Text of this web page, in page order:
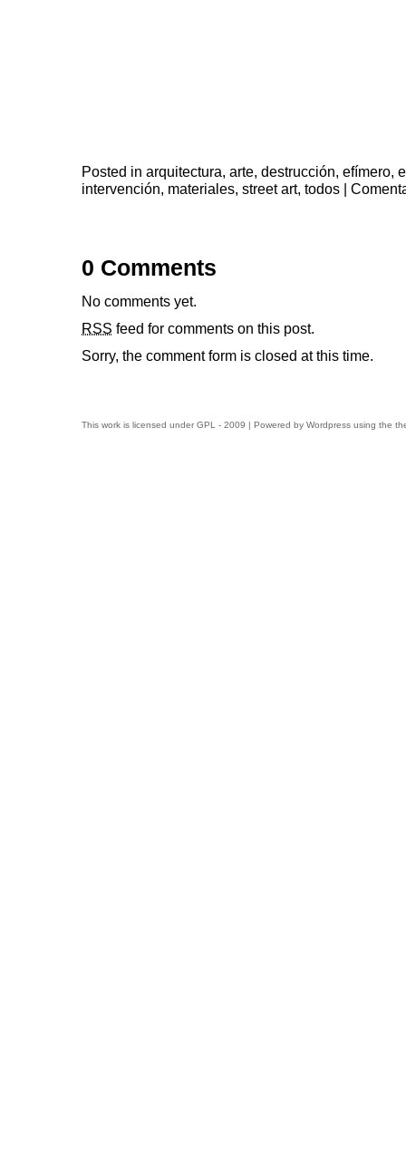
Posted in arquitectura, arte, destrucción, efímero,
intervención, materiales, street art, todos |
0 Comments
No comments yet.
RSS feed for comments on this post.
Sorry, the comment form is closed at this time.
This work is licensed under GPL - 2009 | Powered by Wordpress using the